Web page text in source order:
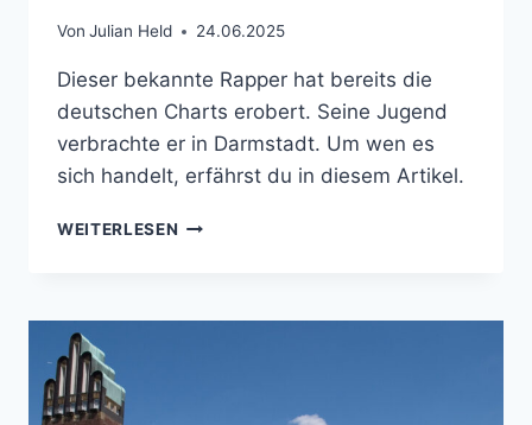
Von Julian Held 24.06.2025
Dieser bekannte Rapper hat bereits die
deutschen Charts erobert. Seine Jugend
verbrachte er in Darmstadt. Um wen es
sich handelt, erfährst du in diesem Artikel.
WEITERLESEN VON
CHARTS